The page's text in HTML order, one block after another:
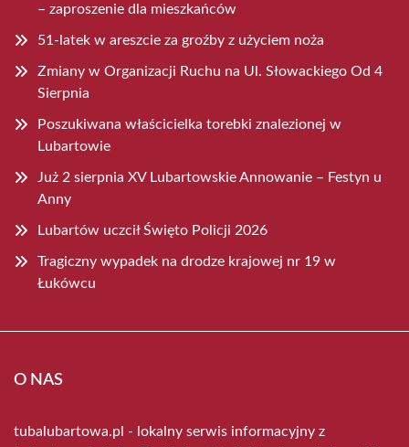
– zaproszenie dla mieszkańców
51-latek w areszcie za groźby z użyciem noża
Zmiany w Organizacji Ruchu na Ul. Słowackiego Od 4
Sierpnia
Poszukiwana właścicielka torebki znalezionej w
Lubartowie
Już 2 sierpnia XV Lubartowskie Annowanie – Festyn u
Anny
Lubartów uczcił Święto Policji 2026
Tragiczny wypadek na drodze krajowej nr 19 w
Łukówcu
O NAS
tubalubartowa.pl - lokalny serwis informacyjny z